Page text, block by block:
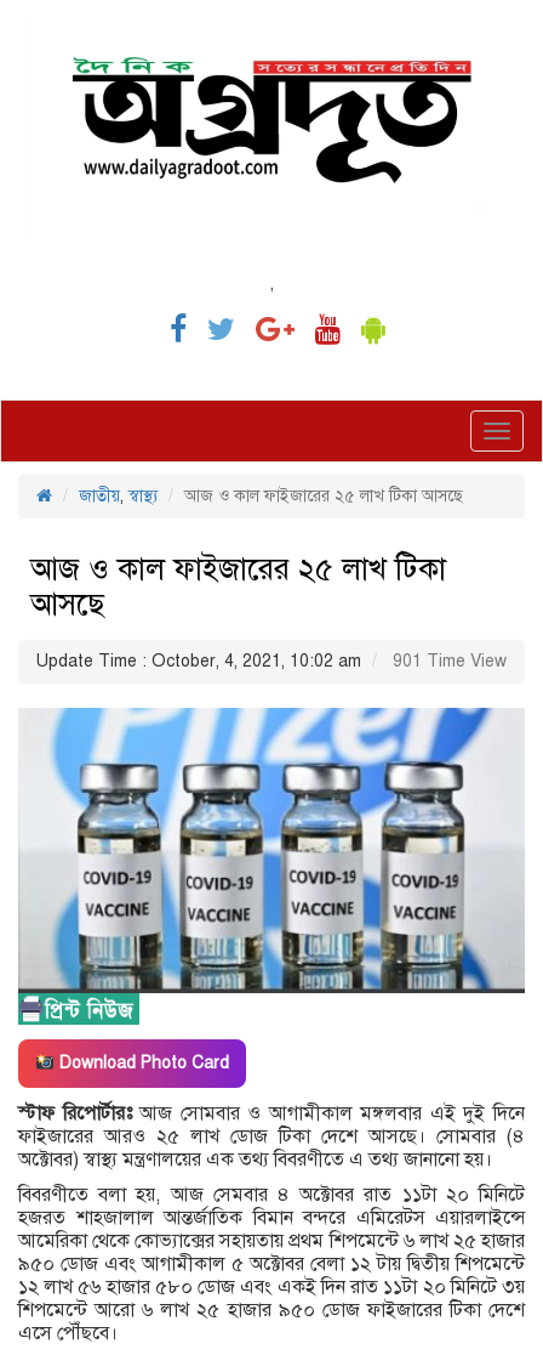
,
জাতীয়,স্বাস্থ্য আজ ও কাল ফাইজারের ২৫ লাখ টিকা আসছে
আজ ও কাল ফাইজারের ২৫ লাখ টিকা
আসছে
Update Time : October, 4, 2021, 10:02 am 901 Time View
Download Photo Card
স্টাফ রিপোর্টারঃআজ সোমবার ও আগামীকাল মঙ্গলবার এই দুই দিনে
ফাইজারের আরও ২৫ লাখ ডোজ টিকা দেশে আসছে। সোমবার (৪
অক্টোবর) স্বাস্থ্য মন্ত্রণালয়ের এক তথ্য বিবরণীতে এ তথ্য জানানো হয়।
বিবরণীতে বলা হয়, আজ সেমবার ৪ অক্টোবর রাত ১১টা ২০ মিনিটে
হজরত শাহজালাল আন্তর্জাতিক বিমান বন্দরে এমিরেটস এয়ারলাইন্সে
আমেরিকা থেকে কোভ্যাক্সের সহায়তায় প্রথম শিপমেন্টে ৬ লাখ ২৫ হাজার
৯৫০ ডোজ এবং আগামীকাল ৫ অক্টোবর বেলা ১২ টায় দ্বিতীয় শিপমেন্টে
১২ লাখ ৫৬ হাজার ৫৮০ ডোজ এবং একই দিন রাত ১১টা ২০ মিনিটে ৩য়
শিপমেন্টে আরো ৬ লাখ ২৫ হাজার ৯৫০ ডোজ ফাইজারের টিকা দেশে
এসে পৌঁছবে।